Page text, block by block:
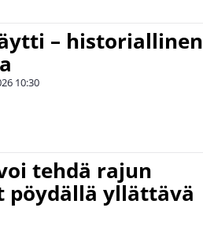
– historiallinen
10:30
tehdä rajun
pöydällä yllättävä